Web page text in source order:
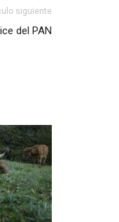
siguiente
del PAN